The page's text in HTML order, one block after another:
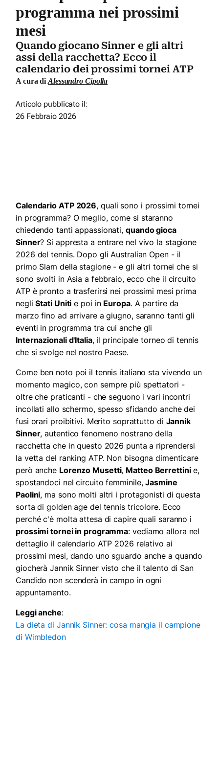
programma nei prossimi
mesi
Quando giocano Sinner e gli altri
assi della racchetta? Ecco il
calendario dei prossimi tornei ATP
A cura di Alessandro Cipolla
Articolo pubblicato il:
26 Febbraio 2026
Calendario ATP 2026, quali sono i prossimi tornei
in programma? O meglio, come si staranno
chiedendo tanti appassionati, quando gioca
Sinner? Si appresta a entrare nel vivo la stagione
2026 del tennis. Dopo gli Australian Open - il
primo Slam della stagione - e gli altri tornei che si
sono svolti in Asia a febbraio, ecco che il circuito
ATP è pronto a trasferirsi nei prossimi mesi prima
negliStati Uniti e poi in Europa. A partire da
marzo fino ad arrivare a giugno, saranno tanti gli
eventi in programma tra cui anche gli
Internazionali d'Italia, il principale torneo di tennis
che si svolge nel nostro Paese.
Come ben noto poi il tennis italiano sta vivendo un
momento magico, con sempre più spettatori -
oltre che praticanti - che seguono i vari incontri
incollati allo schermo, spesso sfidando anche dei
fusi orari proibitivi. Merito soprattutto di Jannik
Sinner, autentico fenomeno nostrano della
racchetta che in questo 2026 punta a riprendersi
la vetta del ranking ATP. Non bisogna dimenticare
però anche Lorenzo Musetti, Matteo Berrettinie,
spostandoci nel circuito femminile,Jasmine
Paolini, ma sono molti altri i protagonisti di questa
sorta di golden age del tennis tricolore. Ecco
perché c'è molta attesa di capire quali saranno i
prossimi tornei in programma: vediamo allora nel
dettaglio il calendario ATP 2026 relativo ai
prossimi mesi, dando uno sguardo anche a quando
giocherà Jannik Sinner visto che il talento di San
Candido non scenderà in campo in ogni
appuntamento.
Leggi anche:
La dieta di Jannik Sinner: cosa mangia il campione
di Wimbledon